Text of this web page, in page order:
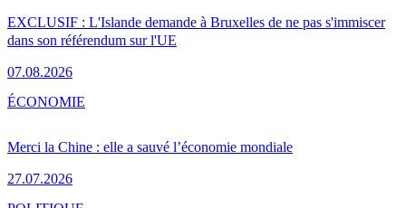
EXCLUSIF : L'Islande demande à Bruxelles de ne pas s'immiscer
dans son référendum sur l'UE
07.08.2026
Merci la Chine : elle a sauvé l’économie mondiale
27.07.2026
ÉCONOMIE